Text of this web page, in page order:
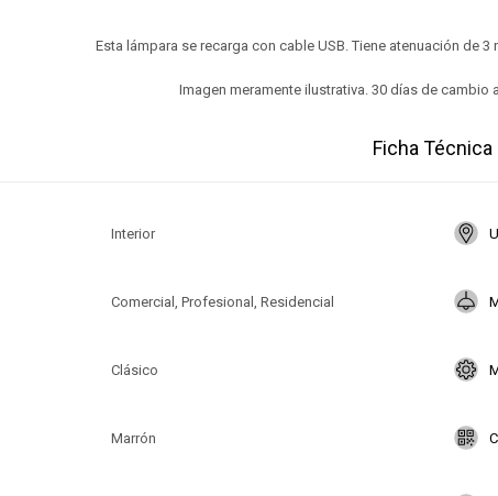
Esta lámpara se recarga con cable USB. Tiene atenuación de
Imagen meramente ilustrativa. 30 días de cambio
Ficha Técnica
Interior
Comercial, Profesional, Residencial
Clásico
Marrón